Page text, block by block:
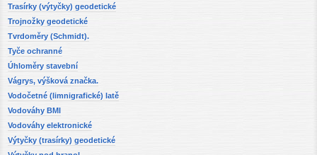
Trasírky (výtyčky) geodetické
Trojnožky geodetické
Tvrdoměry (Schmidt).
Tyče ochranné
Úhloměry stavební
Vágrys, výšková značka.
Vodočetné (limnigrafické) latě
Vodováhy BMI
Vodováhy elektronické
Výtyčky (trasírky) geodetické